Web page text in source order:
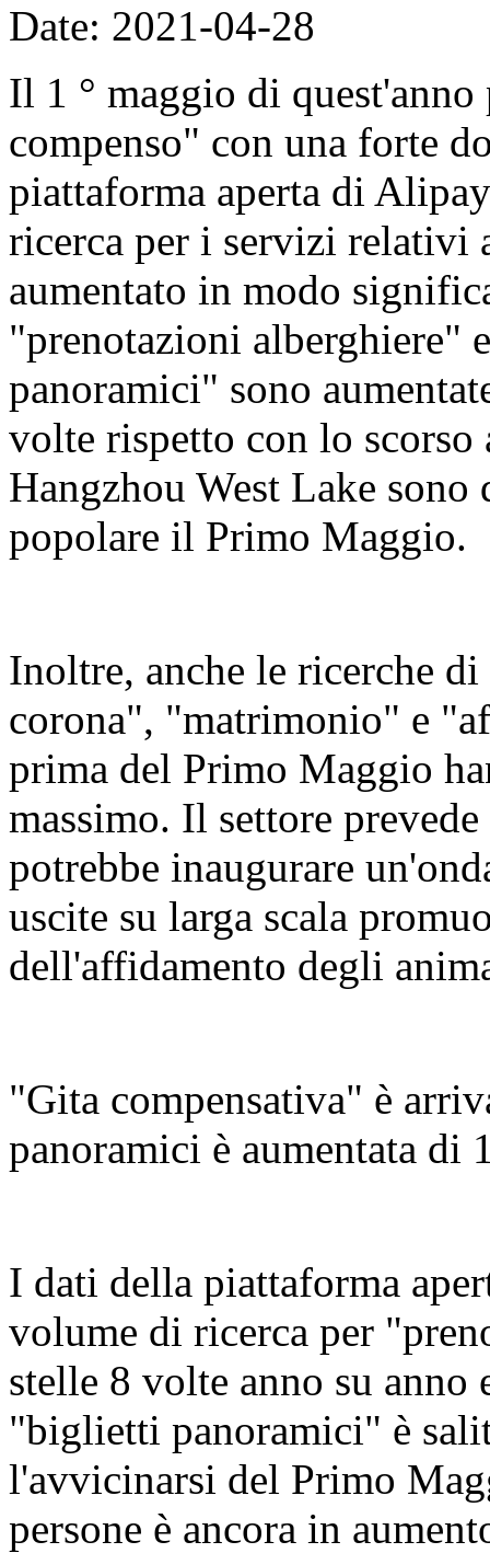
Date: 2021-04-28
Il 1 ° maggio di
compenso" con una forte
piattaforma aperta di
ricerca per i servizi relativi
aumentato in modo
"prenotazioni alberghiere"
panoramici" sono
volte rispetto con lo scorso
Hangzhou West Lake
popolare il Primo Maggio.
Inoltre, anche le ricerche
corona", "matrimonio" e
prima del Primo Maggio
massimo. Il settore
potrebbe inaugurare
uscite su larga scala
dell'affidamento degli
"Gita compensativa" è
panoramici è aumentata di
I dati della piattaforma
volume di ricerca per
stelle 8 volte anno su
"biglietti panoramici" è
l'avvicinarsi del Primo
persone è ancora in